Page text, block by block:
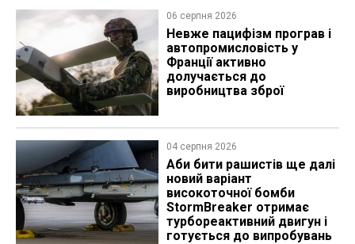
06 серпня 2026
Невже пацифізм програв і
автопромисловість у
Франції активно
долучається до
виробництва зброї
04 серпня 2026
Аби бити рашистів ще далі
новий варіант
високоточної бомби
StormBreaker отримає
турбореактивний двигун і
готується до випробувань